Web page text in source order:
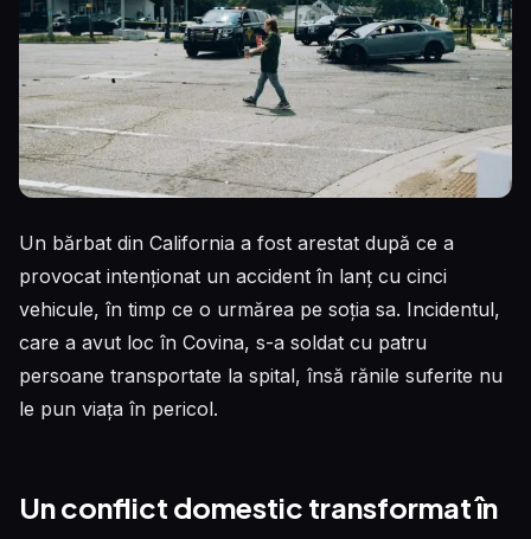
Un bărbat din California a fost arestat după ce a
provocat intenționat un accident în lanț cu cinci
vehicule, în timp ce o urmărea pe soția sa. Incidentul,
care a avut loc în Covina, s-a soldat cu patru
persoane transportate la spital, însă rănile suferite nu
le pun viața în pericol.
Un conflict domestic transformat în